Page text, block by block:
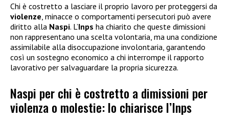
Chi è costretto a lasciare il proprio lavoro per proteggersi da
violenze , minacce o comportamenti persecutori può avere
diritto alla Naspi. L’Inps ha chiarito che queste dimissioni
non rappresentano una scelta volontaria, ma una condizione
assimilabile alla disoccupazione involontaria, garantendo
così un sostegno economico a chi interrompe il rapporto
lavorativo per salvaguardare la propria sicurezza.
Naspi per chi è costretto a dimissioni per
violenza o molestie: lo chiarisce l’Inps